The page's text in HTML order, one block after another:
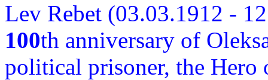
Lev Rebet (03.03.1912 -
100th anniversary of
political prisoner, the